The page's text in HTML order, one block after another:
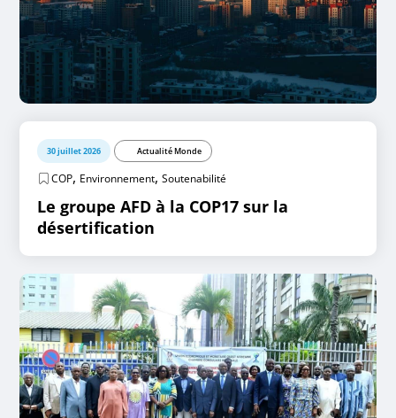
30 juillet 2026 Actualité Monde
COP, Environnement,Soutenabilité
Le groupe AFD à la COP17 sur la
désertification